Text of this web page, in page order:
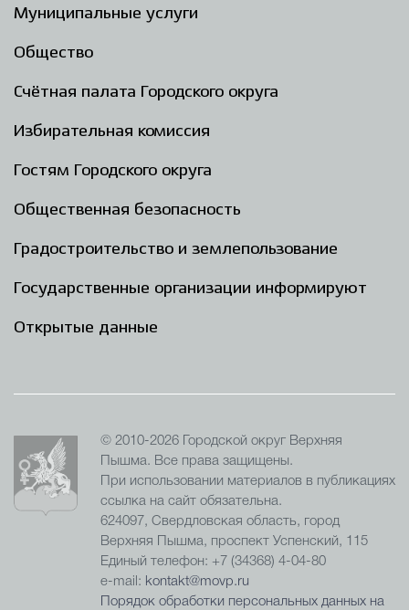
Муниципальные услуги
Общество
Счётная палата Городского округа
Избирательная комиссия
Гостям Городского округа
Общественная безопасность
Градостроительство и землепользование
Государственные организации информируют
Открытые данные
© 2010-2026 Городской округ Верхняя
Пышма. Все права защищены.
При использовании материалов в публикациях
ссылка на сайт обязательна.
624097, Свердловская область, город
Верхняя Пышма, проспект Успенский, 115
Единый телефон: +7 (34368) 4-04-80
e-mail: kontakt@movp.ru
Порядок обработки персональных данных на